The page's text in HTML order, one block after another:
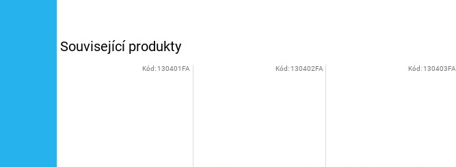
Související produkty
Kód: 130401FA Kód: 130402FA Kód: 130403FA